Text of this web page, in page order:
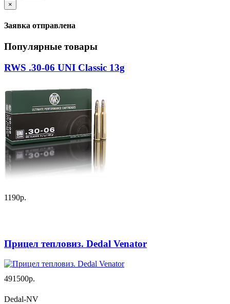
×
Заявка отправлена
Популярные товары
RWS .30-06 UNI Classic 13g
1190р.
Прицел тепловиз. Dedal Venator
491500р.
Dedal-NV